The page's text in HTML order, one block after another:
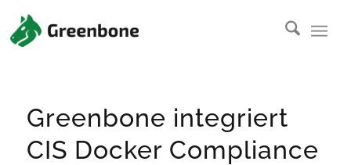
Greenbone integriert
CIS Docker Compliance